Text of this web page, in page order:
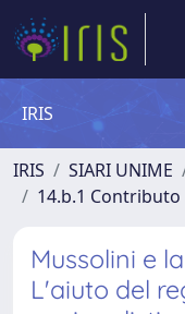
IRIS
IRIS SIARI UNIME
14.b.1
Mussolini e
L'aiuto del